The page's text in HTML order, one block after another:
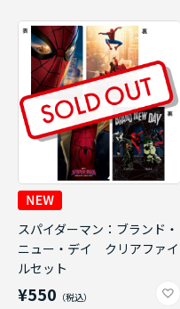
スパイダーマン：ブランド・
ニュー・デイ クリアファイ
ルセット
¥550